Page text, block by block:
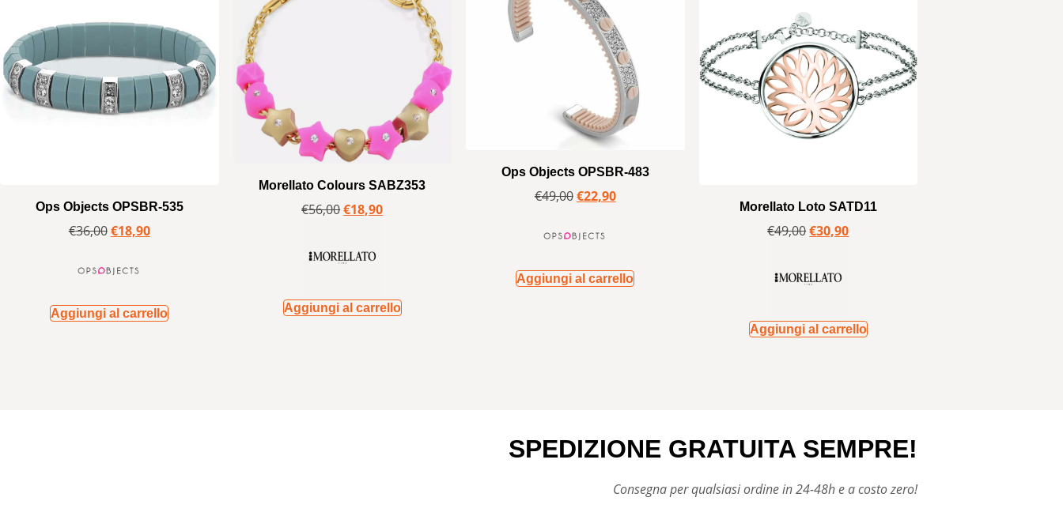
Ops Objects OPSBR-535
€36,00€18,90
Aggiungi al carrello
Morellato Colours SABZ353
€56,00€18,90
Aggiungi al carrello
Ops Objects OPSBR-483
€49,00€22,90
Aggiungi al carrello
Morellato Loto SATD11
€49,00€30,90
Aggiungi al carrello
SPEDIZIONE GRATUITA SEMPRE!
Consegna per qualsiasi ordine in 24-48h e a costo zero!